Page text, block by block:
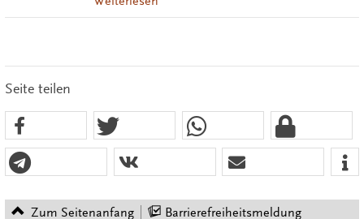
Seite teilen
Zum Seitenanfang
Barrierefreiheitsmeldung